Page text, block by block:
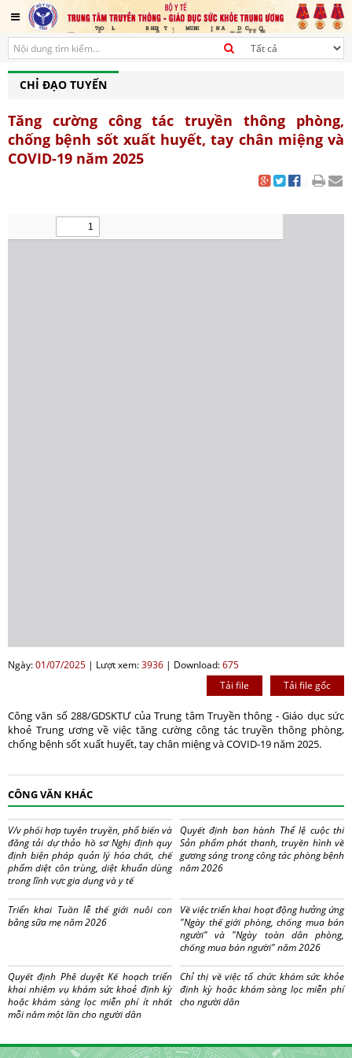
CHỈ ĐẠO TUYẾN
Tăng cường công tác truyền thông phòng,
chống bệnh sốt xuất huyết, tay chân miệng và
COVID-19 năm 2025
Ngày:01/07/2025 | Lượt xem:3936 | Download:675
Tải file gốc
Tải file
Công văn số 288/GDSKTƯ của Trung tâm Truyền thông - Giáo dục sức
khoẻ Trung ương về việc tăng cường công tác truyền thông phòng,
chống bệnh sốt xuất huyết, tay chân miệng và COVID-19 năm 2025.
CÔNG VĂN KHÁC
V/v phối hợp tuyên truyền, phổ biến và
đăng tải dự thảo hồ sơ Nghị định quy
định biện pháp quản lý hóa chất, chế
phẩm diệt côn trùng, diệt khuẩn dùng
trong lĩnh vực gia dụng và y tế
Quyết định ban hành Thể lệ cuộc thi
Sản phẩm phát thanh, truyền hình về
gương sáng trong công tác phòng bệnh
năm 2026
Triển khai Tuần lễ thế giới nuôi con
bằng sữa mẹ năm 2026
Về việc triển khai hoạt động hưởng ứng
"Ngày thế giới phòng, chống mua bán
người" và "Ngày toàn dân phòng,
chống mua bán người" năm 2026
Quyết định Phê duyệt Kế hoạch triển
khai nhiệm vụ khám sức khoẻ định kỳ
hoặc khám sàng lọc miễn phí ít nhất
mỗi năm một lần cho người dân
Chỉ thị về việc tổ chức khám sức khỏe
định kỳ hoặc khám sàng lọc miễn phí
cho người dân